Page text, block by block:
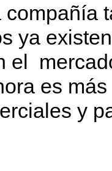
compañía
ya
el
es
y